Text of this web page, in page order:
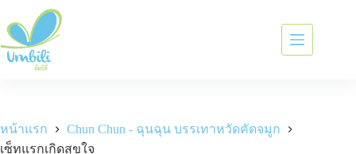
หน้าแรก
Chun Chun - ฉุนฉุน บรรเทาหวัดคัดจมูก
เซ็ทแรกเกิดสุขใจ